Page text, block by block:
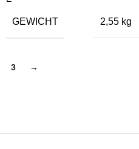
GEWICHT 2,55 kg
3 →